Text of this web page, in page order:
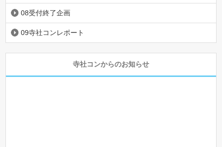
08受付終了企画
09寺社コンレポート
寺社コンからのお知らせ